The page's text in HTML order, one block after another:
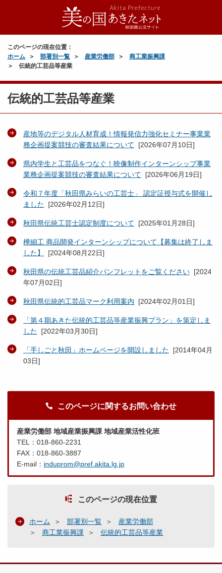
このページの現在位置：
ホーム
部署別一覧 産業労働部
商工業振興課
伝統的工芸品等産業
伝統的工芸品等産業
産地等のデジタル人材育成！情報発信力強化セミナー事業業
務企画提案競技の審査結果について [2026年07月10日]
県内学生と工芸品をつなぐ！映像制作インターンシップ事業
業務企画提案競技の審査結果について [2026年06月19日]
令和７年度「秋田県みらいの工芸士」 認定証授与式を開催し
ました [2026年02月12日]
秋田県伝統工芸士認定制度について [2025年01月28日]
樺細工 商品開発インターンシップについて【募集は終了しま
した】
[2024年08月22日]
秋田県の伝統工芸品紹介パンフレットをご覧ください [2024
年07月02日]
秋田県伝統的工芸品マーク利用案内 [2024年02月01日]
「第４期あきた伝統的工芸品等産業振興プラン」を策定しま
した [2022年03月30日]
「手しごと秋田」ホームページを開設しました [2014年04月
03日]
このページに関するお問い合わせ
産業労働部 地域産業振興課 地域産業活性化班
TEL：018-860-2231
FAX：018-860-3887
E-mail： induprom@pref.akita.lg.jp
このページの現在位置
ホーム 部署別一覧
産業労働部
商工業振興課
伝統的工芸品等産業